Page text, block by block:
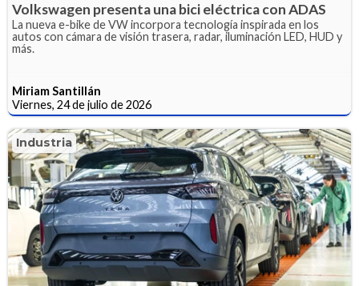
Volkswagen presenta una bici eléctrica con ADAS
La nueva e-bike de VW incorpora tecnología inspirada en los
autos con cámara de visión trasera, radar, iluminación LED, HUD y
más.
Miriam Santillán
Viernes, 24 de julio de 2026
Industria